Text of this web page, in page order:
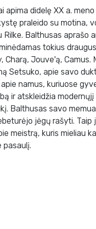
didelę XX a. meno
praleido su motina,
Rilke. Balthusas aprašo
tokius
Jouve'ą, Camus.
Setsuko, apie savo
namus, kuriuose
ir atskleidžia
Balthusas savo
jėgų rašyti. Taip
meistrą, kuris mieliau
pasaulį.